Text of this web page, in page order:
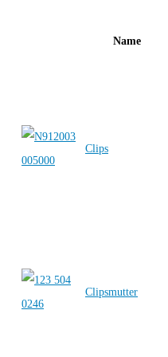
Name
Clips
Clipsmutter